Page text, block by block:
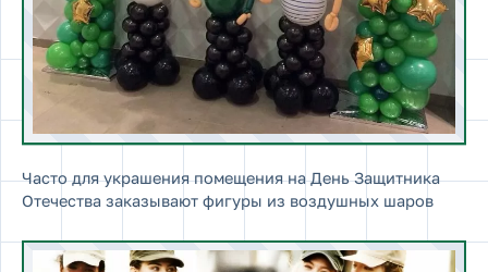
Часто для украшения помещения на День Защитника
Отечества заказывают фигуры из воздушных шаров